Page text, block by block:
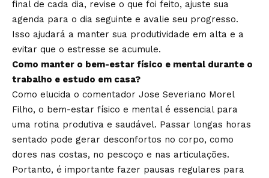
final de cada dia, revise o que foi feito, ajuste sua
agenda para o dia seguinte e avalie seu progresso.
Isso ajudará a manter sua produtividade em alta e a
evitar que o estresse se acumule.
Como manter o bem-estar físico e mental durante o
trabalho e estudo em casa?
Como elucida o comentador Jose Severiano Morel
Filho, o bem-estar físico e mental é essencial para
uma rotina produtiva e saudável. Passar longas horas
sentado pode gerar desconfortos no corpo, como
dores nas costas, no pescoço e nas articulações.
Portanto, é importante fazer pausas regulares para